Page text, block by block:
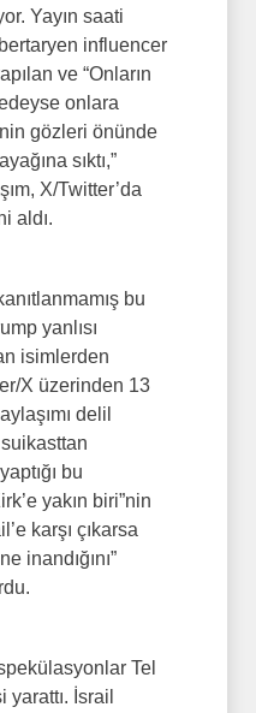
Yayın saati
influencer
ve “Onların
onlara
gözleri önünde
sıktı,”
X/Twitter’da
aldı.
bu
yanlısı
isimlerden
X üzerinden 13
delil
bu
yakın biri”nin
karşı çıkarsa
inandığını”
Tel
İsrail